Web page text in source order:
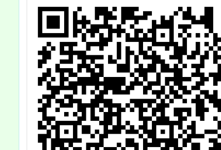
文化
知能
畫」
踴躍
並核
公(差)